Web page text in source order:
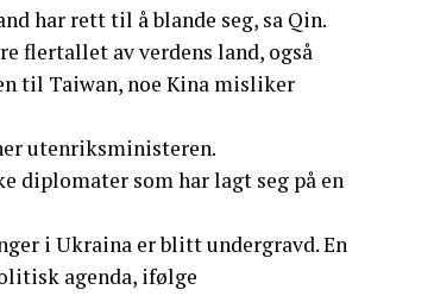
har rett til å blande seg, sa Qin.
flertallet av verdens land, også
til Taiwan, noe Kina misliker
utenriksministeren.
diplomater som har lagt seg på en
i Ukraina er blitt undergravd. En
agenda, ifølge